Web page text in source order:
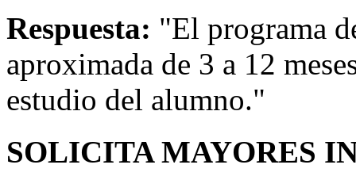
Respuesta: "El programa
aproximada de 3 a 12
estudio del alumno."
SOLICITA MAYORES